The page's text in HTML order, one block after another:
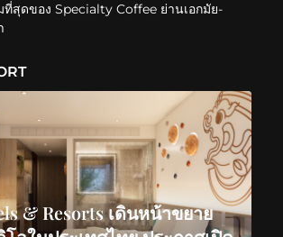
ที่สุดของ Specialty Coffee ย่านเอกมัย-
& Resorts เดินหน้าขยาย